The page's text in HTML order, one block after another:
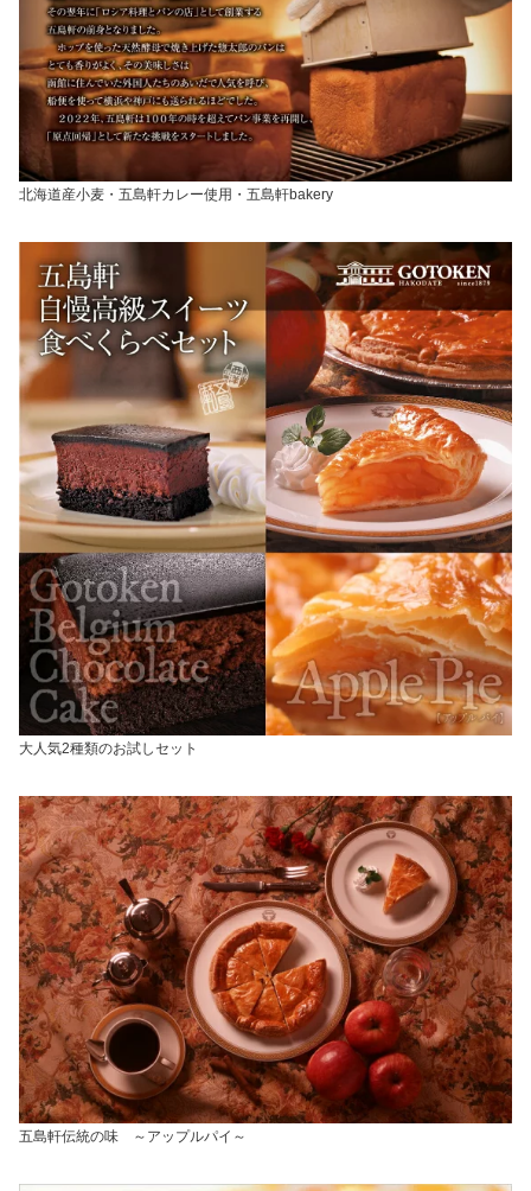
北海道産小麦・五島軒カレー使用・五島軒bakery
大人気2種類のお試しセット
五島軒伝統の味 ～アップルパイ～